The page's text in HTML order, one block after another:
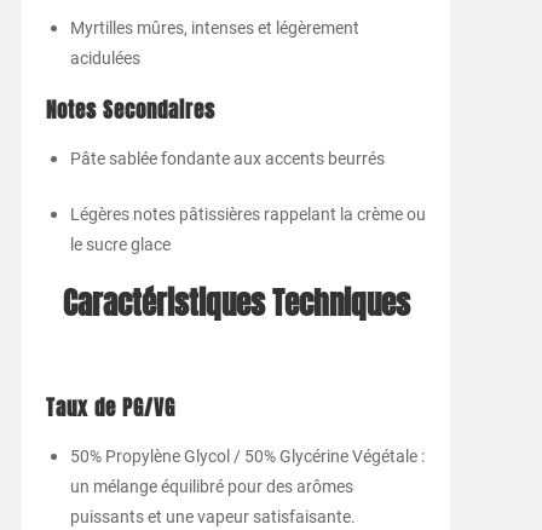
Myrtilles mûres, intenses et légèrement
acidulées
Notes Secondaires
Pâte sablée fondante aux accents beurrés
Légères notes pâtissières rappelant la crème ou
le sucre glace
Caractéristiques Techniques
Taux de PG/VG
50% Propylène Glycol / 50% Glycérine Végétale :
un mélange équilibré pour des arômes
puissants et une vapeur satisfaisante.